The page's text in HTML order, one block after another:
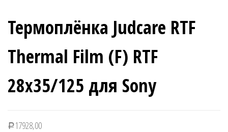
Термоплёнка Judcare RTF
Thermal Film (F) RTF
28х35/125 для Sony
Р 17928,00